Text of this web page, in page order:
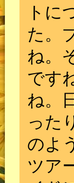
トに
た。
ね。
です
ね。
った
のよ
ツア